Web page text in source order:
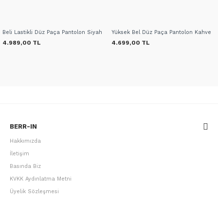
Beli Lastikli Düz Paça Pantolon Siyah
4.989,00 TL
Yüksek Bel Düz Paça Pantolon Kahve
4.699,00 TL
BERR-IN
Hakkımızda
İletişim
Basında Biz
KVKK Aydınlatma Metni
Üyelik Sözleşmesi